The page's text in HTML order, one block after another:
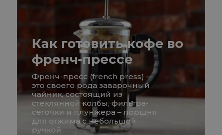
Как готовить кофе во
френч-прессе
Френч-пресс (french press) –
это своего рода заварочный
чайник, состоящий из
стеклянной колбы, фильтра-
сеточки и плунжера – поршня
для отжима с небольшой
ручкой